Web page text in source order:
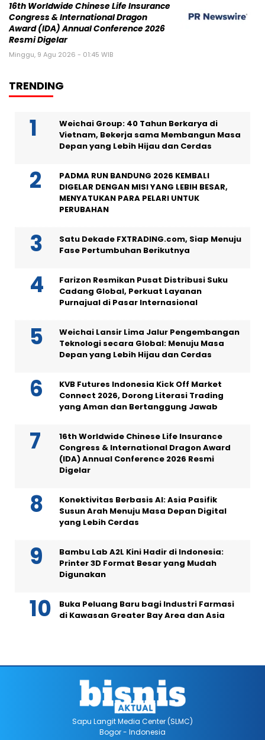
16th Worldwide Chinese Life Insurance
Congress & International Dragon
Award (IDA) Annual Conference 2026
Resmi Digelar
Minggu, 9 Agu 2026 - 01:45 WIB
TRENDING
Weichai Group: 40 Tahun Berkarya di
Vietnam, Bekerja sama Membangun Masa
Depan yang Lebih Hijau dan Cerdas
PADMA RUN BANDUNG 2026 KEMBALI
DIGELAR DENGAN MISI YANG LEBIH BESAR,
MENYATUKAN PARA PELARI UNTUK
PERUBAHAN
Satu Dekade FXTRADING.com, Siap Menuju
Fase Pertumbuhan Berikutnya
Farizon Resmikan Pusat Distribusi Suku
Cadang Global, Perkuat Layanan
Purnajual di Pasar Internasional
Weichai Lansir Lima Jalur Pengembangan
Teknologi secara Global: Menuju Masa
Depan yang Lebih Hijau dan Cerdas
KVB Futures Indonesia Kick Off Market
Connect 2026, Dorong Literasi Trading
yang Aman dan Bertanggung Jawab
16th Worldwide Chinese Life Insurance
Congress & International Dragon Award
(IDA) Annual Conference 2026 Resmi
Digelar
Konektivitas Berbasis AI: Asia Pasifik
Susun Arah Menuju Masa Depan Digital
yang Lebih Cerdas
Bambu Lab A2L Kini Hadir di Indonesia:
Printer 3D Format Besar yang Mudah
Digunakan
Buka Peluang Baru bagi Industri Farmasi
di Kawasan Greater Bay Area dan Asia
Sapu Langit Media Center (SLMC)
Bogor - Indonesia